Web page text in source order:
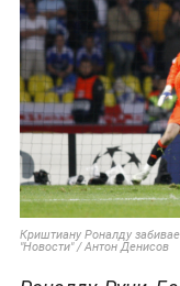
Криштиану Роналду
"Новости" / Антон Денисов